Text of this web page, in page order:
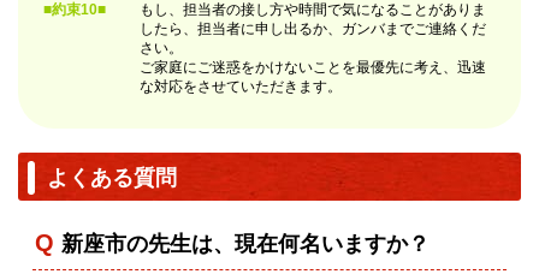
■約束10■
もし、担当者の接し方や時間で気になることがありま
したら、担当者に申し出るか、ガンバまでご連絡くだ
さい。
ご家庭にご迷惑をかけないことを最優先に考え、迅速
な対応をさせていただきます。
よくある質問
新座市の先生は、現在何名いますか？